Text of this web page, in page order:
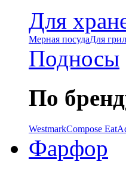
Для
Мерная посудаДля
Подносы
По
WestmarkCompose Eat
Фарфор